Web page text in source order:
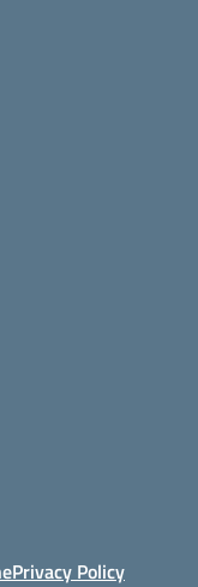
Privacy Policy